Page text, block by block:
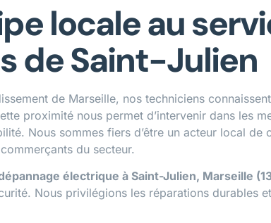
locale au
de Saint-Julien
de Marseille, nos techniciens
proximité nous permet d’intervenir dans les
Nous sommes fiers d’être un acteur local
du secteur.
électrique à Saint-Julien, Marseille
Nous privilégions les réparations durables